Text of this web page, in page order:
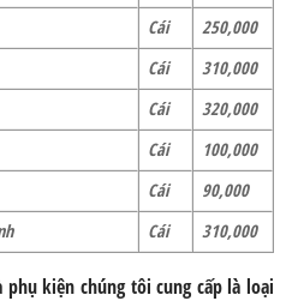
Cái
250,000
Cái
310,000
Cái
320,000
Cái
100,000
Cái
90,000
Cái 310,000
phụ kiện chúng tôi cung cấp là loại